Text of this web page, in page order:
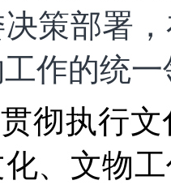
策部署
作的统
贯彻执行
、文物